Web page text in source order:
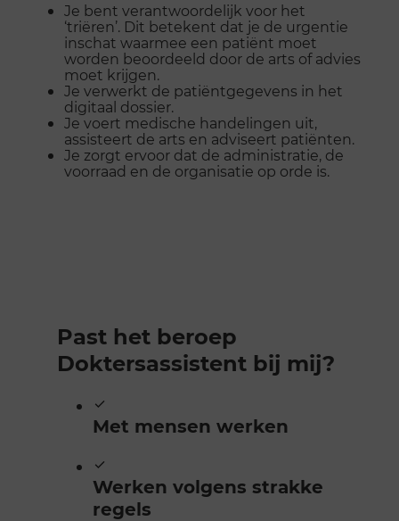
Je bent verantwoordelijk voor het
‘triëren’. Dit betekent dat je de urgentie
inschat waarmee een patiënt moet
worden beoordeeld door de arts of advies
moet krijgen.
Je verwerkt de patiëntgegevens in het
digitaal dossier.
Je voert medische handelingen uit,
assisteert de arts en adviseert patiënten.
Je zorgt ervoor dat de administratie, de
voorraad en de organisatie op orde is.
Past het beroep
Doktersassistent bij mij?
Met mensen werken
Werken volgens strakke
regels